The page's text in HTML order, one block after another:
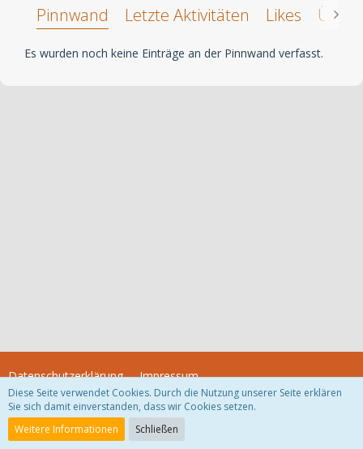
Pinnwand Letzte Aktivitäten Likes Über
Es wurden noch keine Einträge an der Pinnwand verfasst.
Datenschutzerklärung Impressum
Community-Software:
Diese Seite verwendet Cookies. Durch die Nutzung unserer Seite erklären
Sie sich damit einverstanden, dass wir Cookies setzen.
Weitere Informationen
Schließen